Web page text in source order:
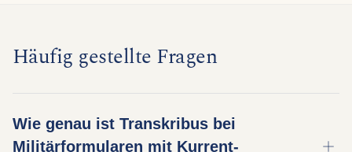
Häufig gestellte Fragen
Wie genau ist Transkribus bei
Militärformularen mit Kurrent-